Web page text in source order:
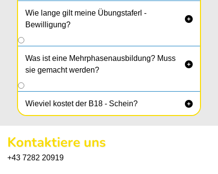
Wie lange gilt meine Übungstaferl -
Bewilligung?

Was ist eine Mehrphasenausbildung? Muss
sie gemacht werden?

Wieviel kostet der B18 - Schein? 
Kontaktiere uns
+43 7282 20919